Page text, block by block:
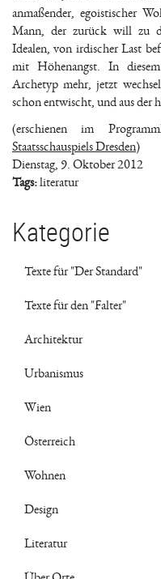
anmaßender, egoistischer
Mann, der zurück will zu
Idealen, von irdischer Last
mit Höhenangst. In
Archetyp mehr, jetzt
schon entwischt, und aus der
(erschienen im
Staatsschauspiels Dresden)
Dienstag, 9. Oktober 2012
Tags:literatur
Kategorie
Texte für "Der Standard"
Texte für den "Falter"
Architektur
Urbanismus
Wien
Österreich
Wohnen
Design
Literatur